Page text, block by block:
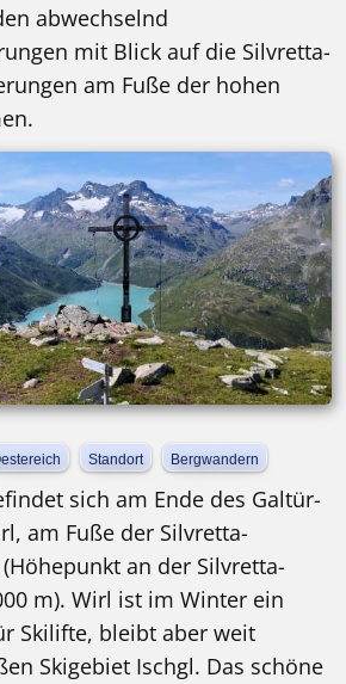
abwechselnd
mit Blick auf die Silvretta-
am Fuße der hohen
Standort Bergwandern
sich am Ende des Galtür-
am Fuße der Silvretta-
an der Silvretta-
m). Wirl ist im Winter ein
Skilifte, bleibt aber weit
Skigebiet Ischgl. Das schöne